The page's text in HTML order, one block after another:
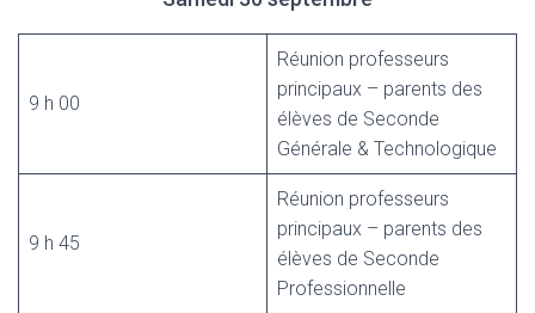
9 h 00
Réunion professeurs
principaux – parents des
élèves de Seconde
Générale & Technologique
9 h 45
Réunion professeurs
principaux – parents des
élèves de Seconde
Professionnelle